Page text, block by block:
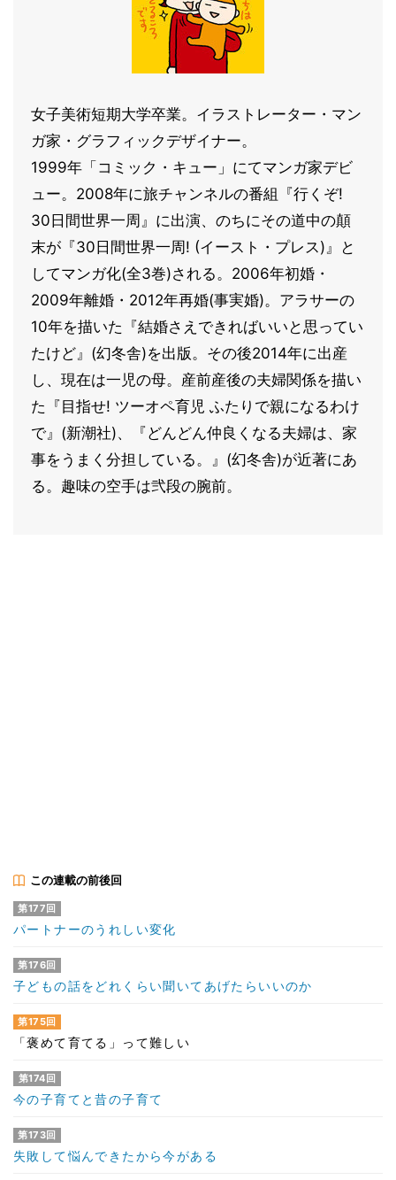
女子美術短期大学卒業。イラストレーター・マン
ガ家・グラフィックデザイナー。
1999年「コミック・キュー」にてマンガ家デビ
ュー。2008年に旅チャンネルの番組『行くぞ!
30日間世界一周』に出演、のちにその道中の顛
末が『30日間世界一周! (イースト・プレス)』と
してマンガ化(全3巻)される。2006年初婚・
2009年離婚・2012年再婚(事実婚)。アラサーの
10年を描いた『結婚さえできればいいと思ってい
たけど』(幻冬舎)を出版。その後2014年に出産
し、現在は一児の母。産前産後の夫婦関係を描い
た『目指せ! ツーオペ育児 ふたりで親になるわけ
で』(新潮社)、『どんどん仲良くなる夫婦は、家
事をうまく分担している。』(幻冬舎)が近著にあ
る。趣味の空手は弐段の腕前。
この連載の前後回
第177回
パートナーのうれしい変化
第176回
子どもの話をどれくらい聞いてあげたらいいのか
第175回
「褒めて育てる」って難しい
第174回
今の子育てと昔の子育て
第173回
失敗して悩んできたから今がある